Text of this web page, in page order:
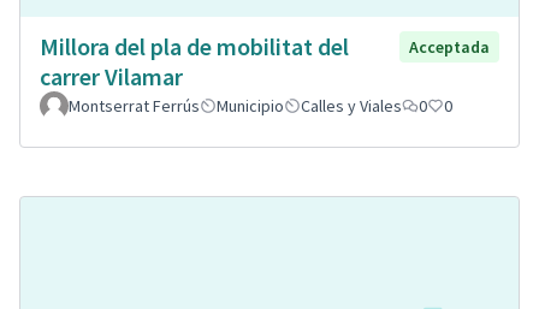
Millora del pla de mobilitat del
carrer Vilamar
Acceptada
Montserrat Ferrús Municipio Calles y Viales 0 0